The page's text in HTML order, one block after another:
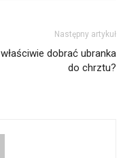
Następny artykuł
dobrać ubranka
do chrztu?